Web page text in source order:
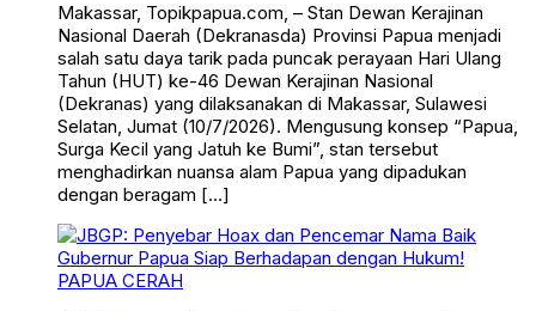
Makassar, Topikpapua.com, – Stan Dewan Kerajinan
Nasional Daerah (Dekranasda) Provinsi Papua menjadi
salah satu daya tarik pada puncak perayaan Hari Ulang
Tahun (HUT) ke-46 Dewan Kerajinan Nasional
(Dekranas) yang dilaksanakan di Makassar, Sulawesi
Selatan, Jumat (10/7/2026). Mengusung konsep “Papua,
Surga Kecil yang Jatuh ke Bumi”, stan tersebut
menghadirkan nuansa alam Papua yang dipadukan
dengan beragam […]
PAPUA CERAH